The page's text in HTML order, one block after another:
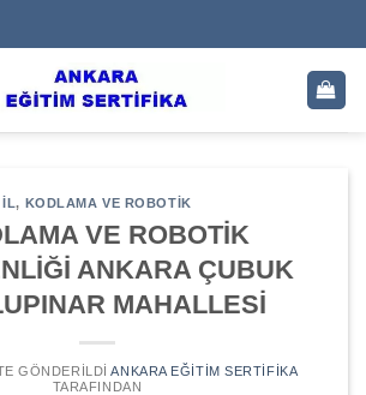
IL, KODLAMA VE ROBOTIK
VE ROBOTİK
ANKARA ÇUBUK
MAHALLESİ
GÖNDERILDI ANKARA EĞITIM SERTIFIKA
TARAFINDAN